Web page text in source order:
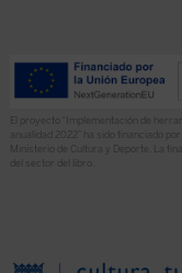
El proyecto “Implementación de
anualidad 2022” ha sido financiado
Ministerio de Cultura y Deporte. La
del sector del libro.